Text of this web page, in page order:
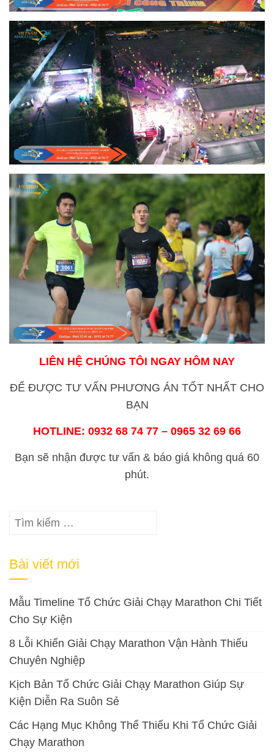
LIÊN HỆ CHÚNG TÔI NGAY HÔM NAY
ĐỂ ĐƯỢC TƯ VẤN PHƯƠNG ÁN TỐT NHẤT CHO
BẠN
HOTLINE: 0932 68 74 77 – 0965 32 69 66
Bạn sẽ nhận được tư vấn & báo giá không quá 60
phút.
Tìm
Bài viết mới
Mẫu Timeline Tổ Chức Giải Chạy Marathon Chi Tiết
Cho Sự Kiện
8 Lỗi Khiến Giải Chạy Marathon Vận Hành Thiếu
Chuyên Nghiệp
Kịch Bản Tổ Chức Giải Chạy Marathon Giúp Sự
Kiện Diễn Ra Suôn Sẻ
Các Hạng Mục Không Thể Thiếu Khi Tổ Chức Giải
Chạy Marathon